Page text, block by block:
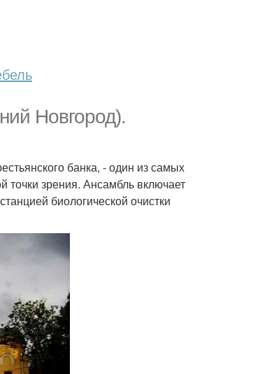
Новгород).
банка, - один из самых
точки зрения. Ансамбль включает
биологической очистки